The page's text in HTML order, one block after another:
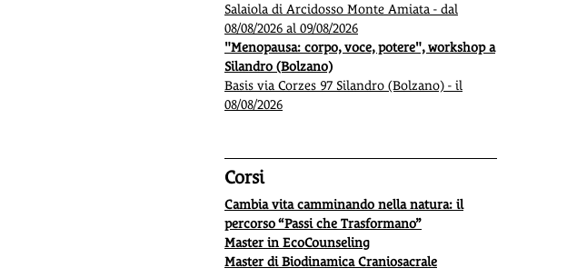
Salaiola di Arcidosso Monte Amiata - dal
08/08/2026 al 09/08/2026
"Menopausa: corpo, voce, potere", workshop a
Silandro (Bolzano)
Basis via Corzes 97 Silandro (Bolzano) - il
08/08/2026
Corsi
Cambia vita camminando nella natura: il
percorso “Passi che Trasformano”
Master in EcoCounseling
Master di Biodinamica Craniosacrale